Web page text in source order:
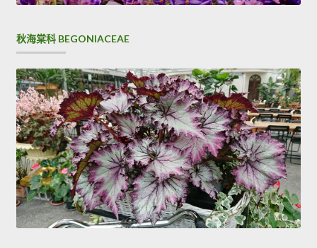
秋海棠科 BEGONIACEAE